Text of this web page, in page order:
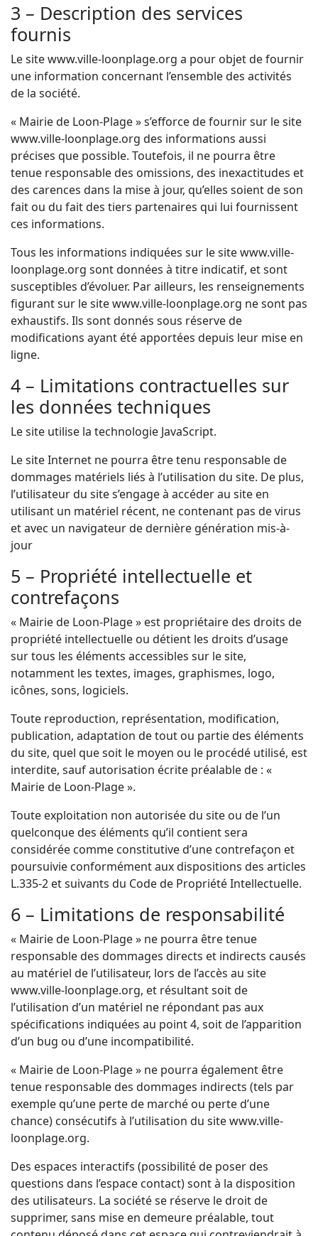
3 – Description des services
fournis
Le site www.ville-loonplage.org a pour objet de fournir
une information concernant l’ensemble des activités
de la société.
« Mairie de Loon-Plage » s’efforce de fournir sur le site
www.ville-loonplage.org des informations aussi
précises que possible. Toutefois, il ne pourra être
tenue responsable des omissions, des inexactitudes et
des carences dans la mise à jour, qu’elles soient de son
fait ou du fait des tiers partenaires qui lui fournissent
ces informations.
Tous les informations indiquées sur le site www.ville-
loonplage.org sont données à titre indicatif, et sont
susceptibles d’évoluer. Par ailleurs, les renseignements
figurant sur le site www.ville-loonplage.org ne sont pas
exhaustifs. Ils sont donnés sous réserve de
modifications ayant été apportées depuis leur mise en
ligne.
4 – Limitations contractuelles sur
les données techniques
Le site utilise la technologie JavaScript.
Le site Internet ne pourra être tenu responsable de
dommages matériels liés à l’utilisation du site. De plus,
l’utilisateur du site s’engage à accéder au site en
utilisant un matériel récent, ne contenant pas de virus
et avec un navigateur de dernière génération mis-à-
jour
5 – Propriété intellectuelle et
contrefaçons
« Mairie de Loon-Plage » est propriétaire des droits de
propriété intellectuelle ou détient les droits d’usage
sur tous les éléments accessibles sur le site,
notamment les textes, images, graphismes, logo,
icônes, sons, logiciels.
Toute reproduction, représentation, modification,
publication, adaptation de tout ou partie des éléments
du site, quel que soit le moyen ou le procédé utilisé, est
interdite, sauf autorisation écrite préalable de : «
Mairie de Loon-Plage ».
Toute exploitation non autorisée du site ou de l’un
quelconque des éléments qu’il contient sera
considérée comme constitutive d’une contrefaçon et
poursuivie conformément aux dispositions des articles
L.335-2 et suivants du Code de Propriété Intellectuelle.
6 – Limitations de responsabilité
« Mairie de Loon-Plage » ne pourra être tenue
responsable des dommages directs et indirects causés
au matériel de l’utilisateur, lors de l’accès au site
www.ville-loonplage.org, et résultant soit de
l’utilisation d’un matériel ne répondant pas aux
spécifications indiquées au point 4, soit de l’apparition
d’un bug ou d’une incompatibilité.
« Mairie de Loon-Plage » ne pourra également être
tenue responsable des dommages indirects (tels par
exemple qu’une perte de marché ou perte d’une
chance) consécutifs à l’utilisation du site www.ville-
loonplage.org.
Des espaces interactifs (possibilité de poser des
questions dans l’espace contact) sont à la disposition
des utilisateurs. La société se réserve le droit de
supprimer, sans mise en demeure préalable, tout